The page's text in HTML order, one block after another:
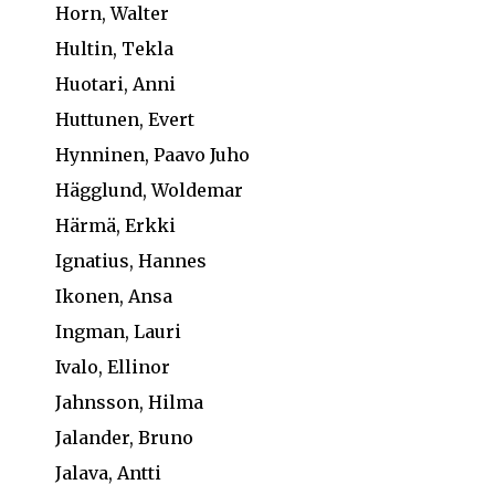
Horn, Walter
Hultin, Tekla
Huotari, Anni
Huttunen, Evert
Hynninen, Paavo Juho
Hägglund, Woldemar
Härmä, Erkki
Ignatius, Hannes
Ikonen, Ansa
Ingman, Lauri
Ivalo, Ellinor
Jahnsson, Hilma
Jalander, Bruno
Jalava, Antti